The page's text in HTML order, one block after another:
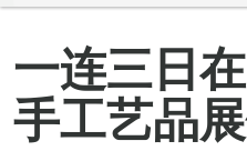
一连三日
手工艺品